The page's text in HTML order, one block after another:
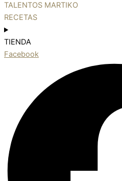
TALENTOS MARTIKO
RECETAS
TIENDA
Facebook